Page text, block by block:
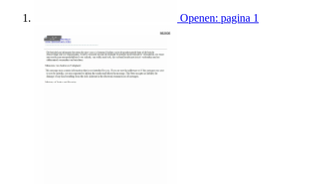
Openen: pagina 1